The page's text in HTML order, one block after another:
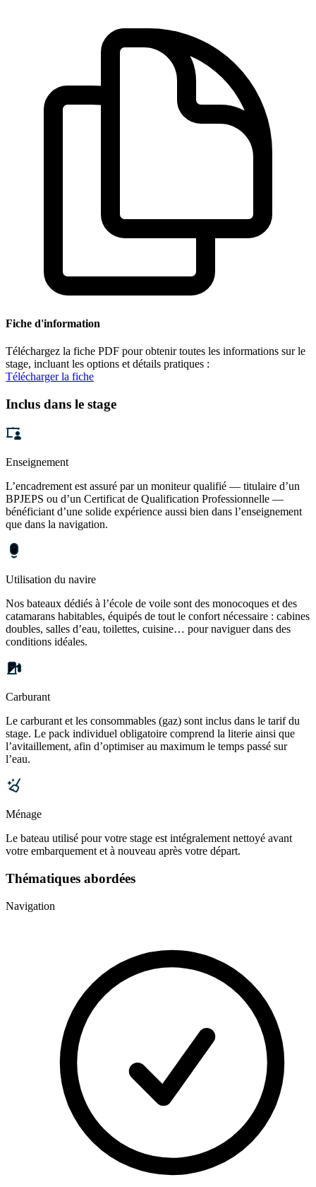
Fiche d'information
Téléchargez la fiche PDF pour obtenir toutes les informations sur le
stage, incluant les options et détails pratiques :
Télécharger la fiche
Inclus dans le stage
Enseignement
L’encadrement est assuré par un moniteur qualifié — titulaire d’un
BPJEPS ou d’un Certificat de Qualification Professionnelle —
bénéficiant d’une solide expérience aussi bien dans l’enseignement
que dans la navigation.
Utilisation du navire
Nos bateaux dédiés à l’école de voile sont des monocoques et des
catamarans habitables, équipés de tout le confort nécessaire : cabines
doubles, salles d’eau, toilettes, cuisine… pour naviguer dans des
conditions idéales.
Carburant
Le carburant et les consommables (gaz) sont inclus dans le tarif du
stage. Le pack individuel obligatoire comprend la literie ainsi que
l’avitaillement, afin d’optimiser au maximum le temps passé sur
l’eau.
Ménage
Le bateau utilisé pour votre stage est intégralement nettoyé avant
votre embarquement et à nouveau après votre départ.
Thématiques abordées
Navigation